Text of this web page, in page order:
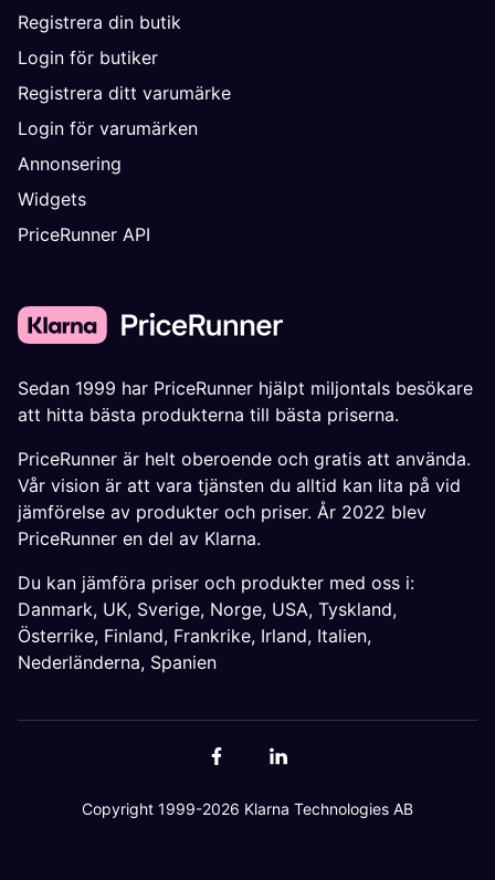
Registrera din butik
Login för butiker
Registrera ditt varumärke
Login för varumärken
Annonsering
Widgets
PriceRunner API
Sedan 1999 har PriceRunner hjälpt miljontals besökare
att hitta bästa produkterna till bästa priserna.
PriceRunner är helt oberoende och gratis att använda.
Vår vision är att vara tjänsten du alltid kan lita på vid
jämförelse av produkter och priser. År 2022 blev
PriceRunner en del av Klarna.
Du kan jämföra priser och produkter med oss i:
Danmark, UK, Sverige, Norge, USA, Tyskland,
Österrike, Finland, Frankrike, Irland, Italien,
Nederländerna, Spanien
Copyright 1999-2026 Klarna Technologies AB